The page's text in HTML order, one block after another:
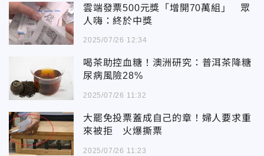
雲端發票500元獎「增開70萬組」 眾
人嗨：終於中獎
2025/07/26 12:34
喝茶助控血糖！澳洲研究：普洱茶降糖
尿病風險28%
2025/07/26 11:32
大罷免投票蓋成自己的章！婦人要求重
來被拒 火爆撕票
2025/07/26 11:23